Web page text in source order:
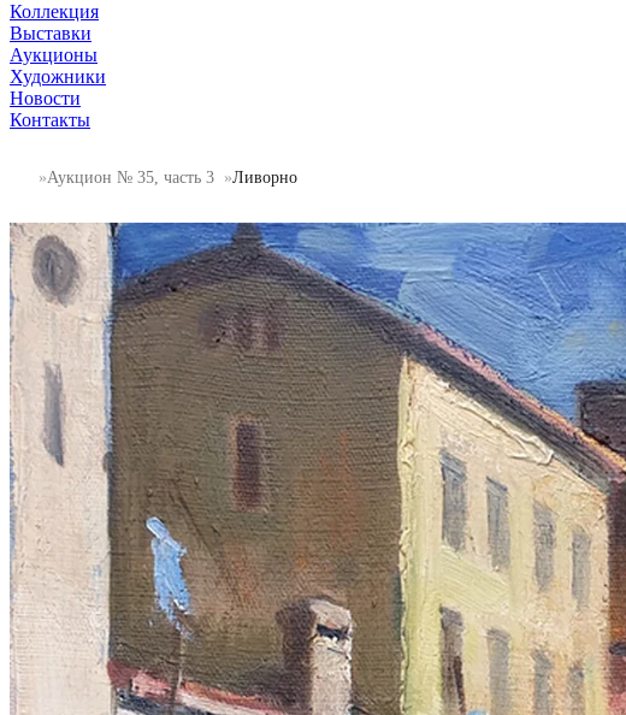
Коллекция
Выставки
Аукционы
Художники
Новости
Контакты
Аукцион № 35, часть 3 Ливорно